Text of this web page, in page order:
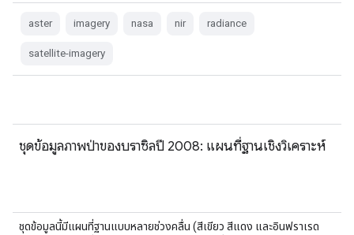
aster imagery nasa nir radiance
satellite-imagery
ชุดข้อมูลภาพป่าของบราซิลปี 2008: แผนที่ฐานเชิงวิเคราะห์
ชุดข้อมูลนี้มีแผนที่ฐานแบบหลายช่วงคลื่น (สีเขียว สีแดง และอินฟราเรด